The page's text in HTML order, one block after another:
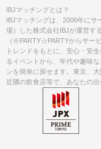
IBJマッチングとは？
IBJマッチングは、2006年にサ
場）した株式会社IBJが運営す
（※PARTY☆PARTYからサー
トレンドをもとに、安心・安
るイベントから、年代や趣味
ンを簡単に探せます。東京、
近隣の飲食店等で、あなたの出